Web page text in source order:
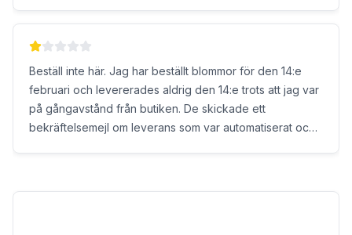
tydligen inte heller viktigt. Blev ingen tulpanfrossa..
Beställ inte här. Jag har beställt blommor för den 14:e
februari och levererades aldrig den 14:e trots att jag var
på gångavstånd från butiken. De skickade ett
bekräftelsemejl om leverans som var automatiserat och